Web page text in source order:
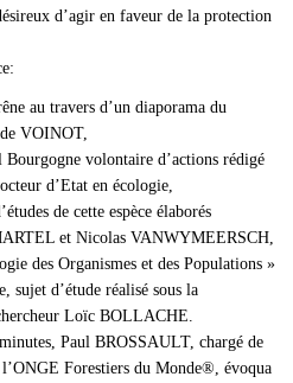
d’agir en faveur de la protection
au travers d’un diaporama du
VOINOT,
volontaire d’actions rédigé
d’Etat en écologie,
de cette espèce élaborés
et Nicolas VANWYMEERSCH,
des Organismes et des Populations »
sujet d’étude réalisé sous la
Loïc BOLLACHE.
Paul BROSSAULT, chargé de
Forestiers du Monde®, évoqua